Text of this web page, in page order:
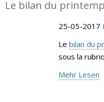
Le bilan du
25-05-2017
Le bilan du
sous la
Mehr Lesen